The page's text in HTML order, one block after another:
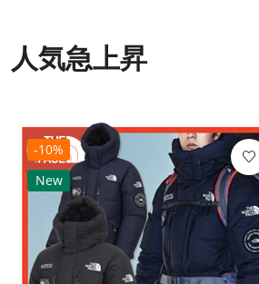
人気急上昇
-10%
New